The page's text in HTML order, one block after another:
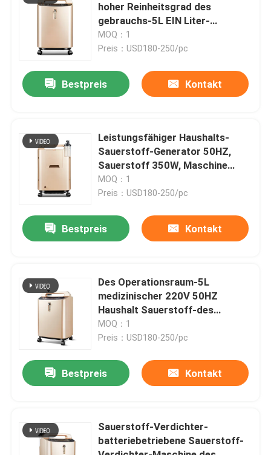
Produkte
Über uns
Fabrik-Ausflug
Treten Sie mit uns in Verbindung
Nachrichten
Elektrische Band-Zufuhr
automatische Bandzufuhr
hoher Reinheitsgrad des
gebrauchs-5L EIN Liter-
Sauerstoff-Generator lärmarm
MOQ：1
Preis：USD180-250/pc
Bestpreis Kontakt
Leistungsfähiger Haushalts-
Sauerstoff-Generator 50HZ,
Sauerstoff 350W, Maschine
produzierend
MOQ：1
Preis：USD180-250/pc
Bestpreis Kontakt
Des Operationsraum-5L
medizinischer 220V 50HZ
Haushalt Sauerstoff-des
Verdichter-
MOQ：1
Preis：USD180-250/pc
Bestpreis Kontakt
Sauerstoff-Verdichter-
batteriebetriebene Sauerstoff-